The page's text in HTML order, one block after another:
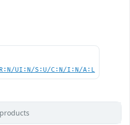
UI:N/S:U/C:N/I:N/A:L